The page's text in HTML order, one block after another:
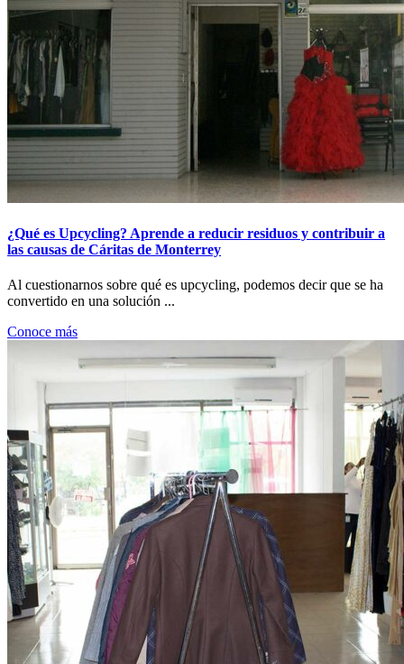
¿Qué es Upcycling? Aprende a reducir residuos y contribuir a
las causas de Cáritas de Monterrey
Al cuestionarnos sobre qué es upcycling, podemos decir que se ha
convertido en una solución ...
Conoce más